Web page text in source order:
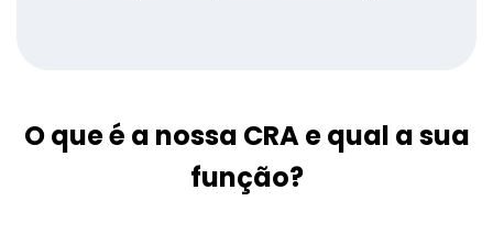
O que é a nossa CRA e qual a sua
função?